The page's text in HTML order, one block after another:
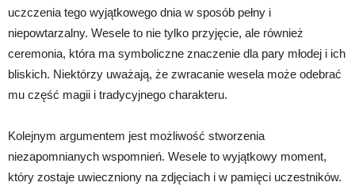
uczczenia tego wyjątkowego dnia w sposób pełny i
niepowtarzalny. Wesele to nie tylko przyjęcie, ale również
ceremonia, która ma symboliczne znaczenie dla pary młodej i ich
bliskich. Niektórzy uważają, że zwracanie wesela może odebrać
mu część magii i tradycyjnego charakteru.
Kolejnym argumentem jest możliwość stworzenia
niezapomnianych wspomnień. Wesele to wyjątkowy moment,
który zostaje uwieczniony na zdjęciach i w pamięci uczestników.